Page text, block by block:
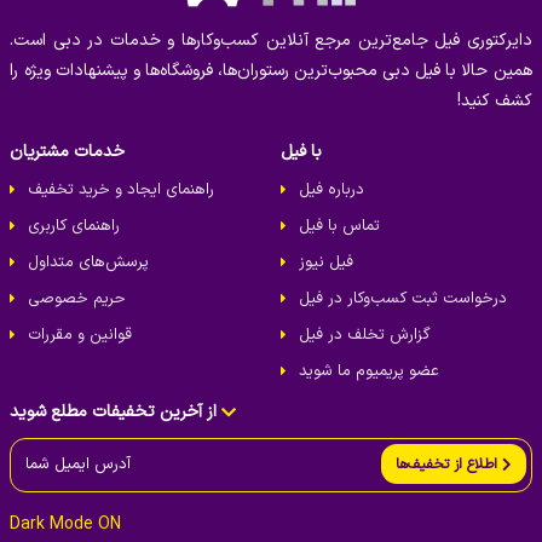
موقعیت عالی:
دسترسی سریع به جاذبه‌های گردشگری، مراکز
خرید و رستوران‌های معروف دبی.
اگر به دنبال اقامتی لوکس و راحت در دبی هستید، این آپارتمان
بهترین انتخاب برای شما خواهد بود. با ما تماس بگیرید و اقامت
با جستجو در فیل، می‌توانید به راحتی خانه ایده آل خود
را برای اقامت پیدا کنید.
خدمات مشتریان
راهنمای ایجاد و خرید تخفیف
راهنمای کاربری
پرسش‌های متداول
حریم خصوصی
قوانین و مقررات
با فیل
درباره فیل
تماس با فیل
فیل نیوز
درخواست ثبت کسب‌و‌کار در فیل
گزارش تخلف در فیل
عضو پریمیوم ما شوید
از آخرین تخفیفات مطلع شوید
اطلاع از تخفیف‌ها
Dark Mode ON
دایرکتوری فیل جامع‌ترین مرجع آنلاین کسب‌وکارها و خدمات در دبی است.
همین حالا با فیل دبی محبوب‌ترین رستوران‌ها، فروشگاه‌ها و پیشنهادات ویژه را
کشف کنید!